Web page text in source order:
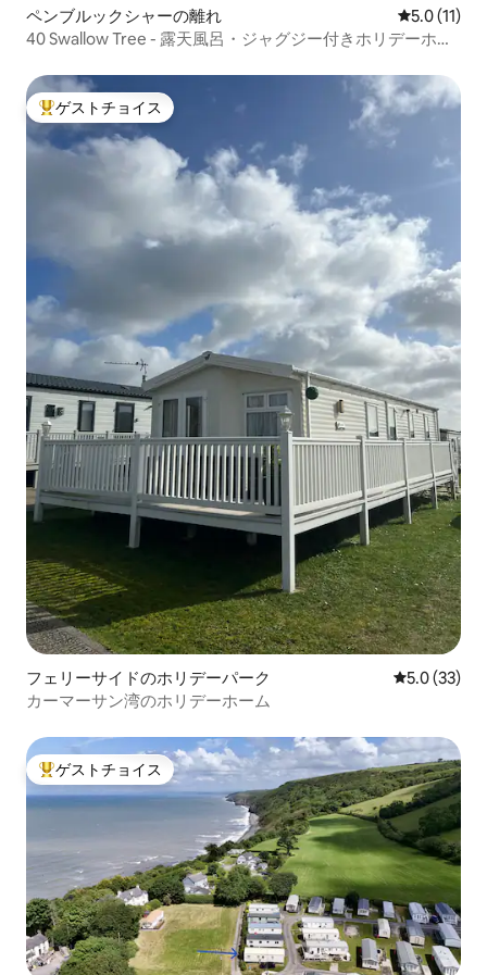
ペンブルックシャーの離れ レビュー11
5.0 (11)
40 Swallow Tree - 露天風呂・ジャグジー付きホリデーホー
大好評のゲストチョイスです。
ゲストチョイス
フェリーサイドのホリデーパーク レビュー33
5.0 (33)
カーマーサン湾のホリデーホーム
大好評のゲストチョイスです。
ゲストチョイス